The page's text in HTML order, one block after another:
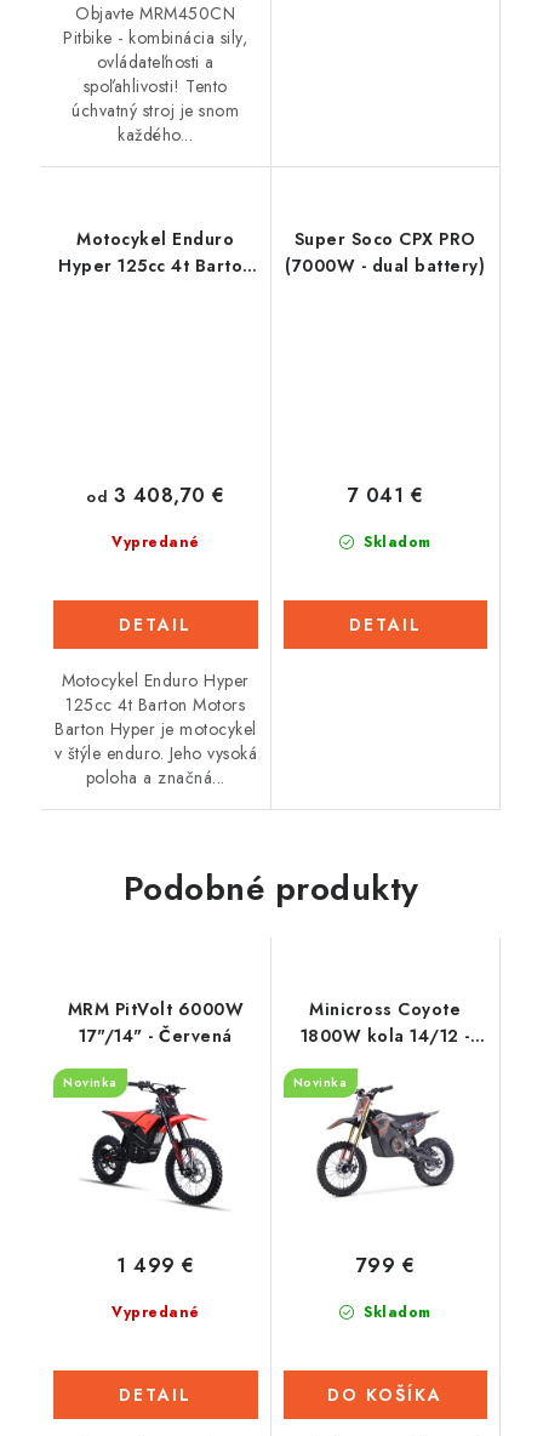
Objavte MRM450CN
Pitbike - kombinácia sily,
ovládateľnosti a
spoľahlivosti! Tento
úchvatný stroj je snom
každého...
Motocykel Enduro
Hyper 125cc 4t Barton
Vypredané
od 3 408,70 €
DETAIL
Motocykel Enduro Hyper
125cc 4t Barton Motors
Barton Hyper je motocykel
v štýle enduro. Jeho vysoká
poloha a značná...
Super Soco CPX PRO
(7000W - dual battery)
Skladom
7 041 €
DETAIL
Podobné produkty
MRM PitVolt 6000W
17"/14" - Červená
Novinka
Vypredané
1 499 €
DETAIL
Minicross Coyote
1800W kola 14/12 -
Oranžová
Novinka
Skladom
799 €
DO KOŠÍKA